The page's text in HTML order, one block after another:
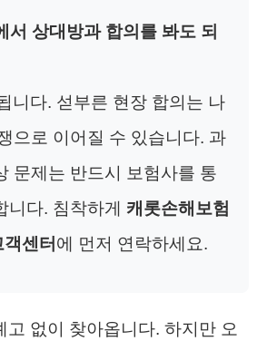
서 상대방과 합의를 봐도 되
니다. 섣부른 현장 합의는 나
으로 이어질 수 있습니다. 과
문제는 반드시 보험사를 통
니다. 침착하게 캐롯손해보험
센터 에 먼저 연락하세요.
고 없이 찾아옵니다. 하지만 오